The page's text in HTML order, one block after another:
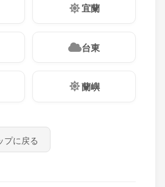
宜蘭
台東
蘭嶼
プに戻る